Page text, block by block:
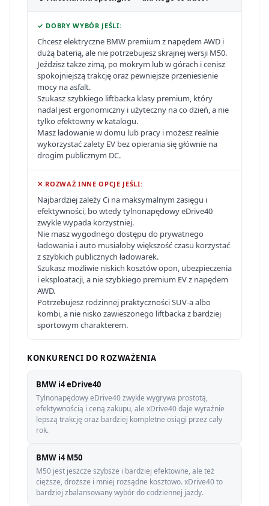
✓ DOBRY WYBÓR JEŚLI:
Chcesz elektryczne BMW premium z napędem AWD i
dużą baterią, ale nie potrzebujesz skrajnej wersji M50.
Jeździsz także zimą, po mokrym lub w górach i cenisz
spokojniejszą trakcję oraz pewniejsze przeniesienie
mocy na asfalt.
Szukasz szybkiego liftbacka klasy premium, który
nadal jest ergonomiczny i użyteczny na co dzień, a nie
tylko efektowny w katalogu.
Masz ładowanie w domu lub pracy i możesz realnie
wykorzystać zalety EV bez opierania się głównie na
drogim publicznym DC.
✕ ROZWAŻ INNE OPCJE JEŚLI:
Najbardziej zależy Ci na maksymalnym zasięgu i
efektywności, bo wtedy tylnonapędowy eDrive40
zwykle wypada korzystniej.
Nie masz wygodnego dostępu do prywatnego
ładowania i auto musiałoby większość czasu korzystać
z szybkich publicznych ładowarek.
Szukasz możliwie niskich kosztów opon, ubezpieczenia
i eksploatacji, a nie szybkiego premium EV z napędem
AWD.
Potrzebujesz rodzinnej praktyczności SUV-a albo
kombi, a nie nisko zawieszonego liftbacka z bardziej
sportowym charakterem.
KONKURENCI DO ROZWAŻENIA
BMW i4 eDrive40
Tylnonapędowy eDrive40 zwykle wygrywa prostotą,
efektywnością i ceną zakupu, ale xDrive40 daje wyraźnie
lepszą trakcję oraz bardziej kompletne osiągi przez cały
rok.
BMW i4 M50
M50 jest jeszcze szybsze i bardziej efektowne, ale też
cięższe, droższe i mniej rozsądne kosztowo. xDrive40 to
bardziej zbalansowany wybór do codziennej jazdy.